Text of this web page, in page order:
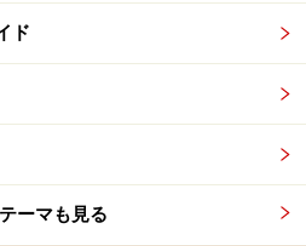
ド
ーマも見る